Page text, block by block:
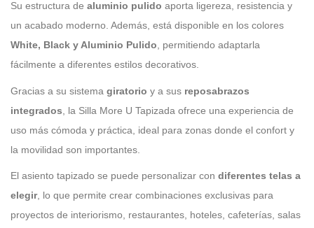
Su estructura de aluminio pulido aporta ligereza, resistencia y
un acabado moderno. Además, está disponible en los colores
White, Black y Aluminio Pulido , permitiendo adaptarla
fácilmente a diferentes estilos decorativos.
Gracias a su sistema giratorio y a sus reposabrazos
integrados , la Silla More U Tapizada ofrece una experiencia de
uso más cómoda y práctica, ideal para zonas donde el confort y
la movilidad son importantes.
El asiento tapizado se puede personalizar con diferentes telas a
elegir, lo que permite crear combinaciones exclusivas para
proyectos de interiorismo, restaurantes, hoteles, cafeterías, salas